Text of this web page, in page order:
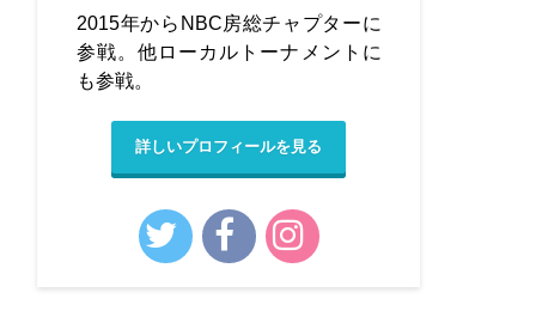
2015年からNBC房総チャプターに
参戦。他ローカルトーナメントに
も参戦。
詳しいプロフィールを見る